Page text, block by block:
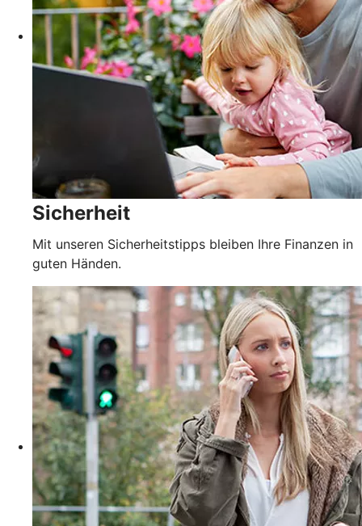
Sicherheit
Mit unseren Sicherheitstipps bleiben Ihre Finanzen in
guten Händen.